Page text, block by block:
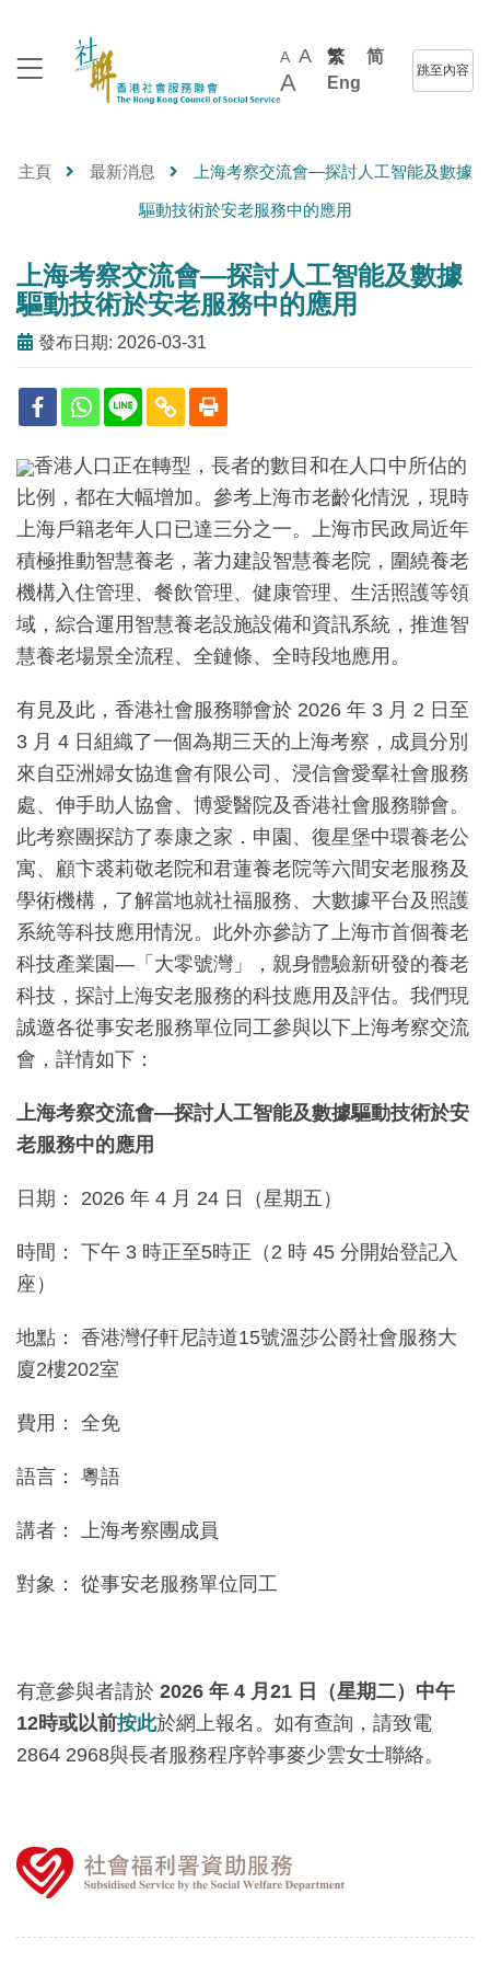
A A
A
繁
简
Eng
跳至內容
主頁 最新消息 上海考察交流會—探討人工智能及數據
驅動技術於安老服務中的應用
上海考察交流會—探討人工智能及數據
驅動技術於安老服務中的應用
發布日期: 2026-03-31
香港人口正在轉型，長者的數目和在人口中所佔的
比例，都在大幅增加。參考上海市老齡化情況，現時
上海戶籍老年人口已達三分之一。上海市民政局近年
積極推動智慧養老，著力建設智慧養老院，圍繞養老
機構入住管理、餐飲管理、健康管理、生活照護等領
域，綜合運用智慧養老設施設備和資訊系統，推進智
慧養老場景全流程、全鏈條、全時段地應用。
有見及此，香港社會服務聯會於 2026 年 3 月 2 日至
3 月 4 日組織了一個為期三天的上海考察，成員分別
來自亞洲婦女協進會有限公司、浸信會愛羣社會服務
處、伸手助人協會、博愛醫院及香港社會服務聯會。
此考察團探訪了泰康之家．申園、復星堡中環養老公
寓、顧卞裘莉敬老院和君蓮養老院等六間安老服務及
學術機構，了解當地就社福服務、大數據平台及照護
系統等科技應用情況。此外亦參訪了上海市首個養老
科技產業園—「大零號灣」，親身體驗新研發的養老
科技，探討上海安老服務的科技應用及評估。我們現
誠邀各從事安老服務單位同工參與以下上海考察交流
會，詳情如下：
上海考察交流會—探討人工智能及數據驅動技術於安
老服務中的應用
日期： 2026 年 4 月 24 日（星期五）
時間： 下午 3 時正至5時正（2 時 45 分開始登記入
座）
地點： 香港灣仔軒尼詩道15號溫莎公爵社會服務大
廈2樓202室
費用： 全免
語言： 粵語
講者： 上海考察團成員
對象： 從事安老服務單位同工
有意參與者請於 2026 年 4 月21 日（星期二）中午
12時或以前按此於網上報名。如有查詢，請致電
2864 2968與長者服務程序幹事麥少雲女士聯絡。